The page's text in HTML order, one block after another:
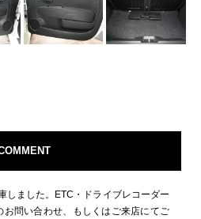
しました。ETC・ドライブレコーダー
問い合わせ、もしくはご来店にてご